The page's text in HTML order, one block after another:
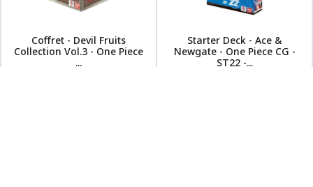
Coffret - Devil Fruits
Collection Vol.3 - One Piece
...
Starter Deck - Ace &
Newgate - One Piece CG -
ST22 -...